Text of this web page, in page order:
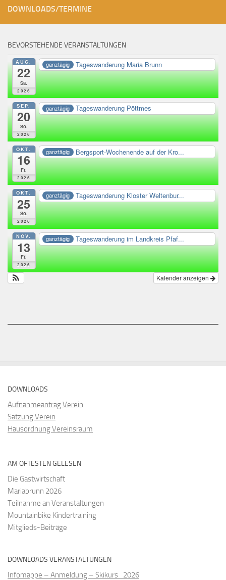
DOWNLOADS/TERMINE
BEVORSTEHENDE VERANSTALTUNGEN
AUG.
22
Sa.
2026
ganztägig Tageswanderung Maria Brunn
SEP.
20
So.
2026
ganztägig Tageswanderung Pöttmes
OKT.
16
Fr.
2026
ganztägig Bergsport-Wochenende auf der Kro...
OKT.
25
So.
2026
ganztägig Tageswanderung Kloster Weltenbur...
NOV.
13
Fr.
2026
ganztägig Tageswanderung im Landkreis Pfaf...
Kalender anzeigen
DOWNLOADS
Aufnahmeantrag Verein
Satzung Verein
Hausordnung Vereinsraum
AM ÖFTESTEN GELESEN
Die Gastwirtschaft
Mariabrunn 2026
Teilnahme an Veranstaltungen
Mountainbike Kindertraining
Mitglieds-Beiträge
DOWNLOADS VERANSTALTUNGEN
Infomappe – Anmeldung – Skikurs_2026